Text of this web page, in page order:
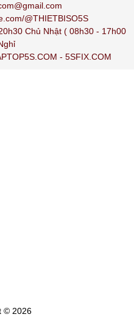
@THIETBISO5S
Chủ Nhật ( 08h30 - 17h00
- 5SFIX.COM
© 2026